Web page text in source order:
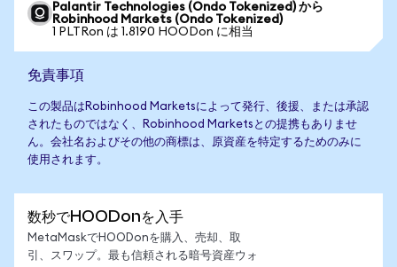
Palantir Technologies (Ondo Tokenized) から
Robinhood Markets (Ondo Tokenized)
1 PLTRon は 1.8190 HOODon に相当
免責事項
この製品はRobinhood Marketsによって発行、後援、または承認
されたものではなく、Robinhood Marketsとの提携もありませ
ん。会社名およびその他の商標は、原資産を特定するためのみに
使用されます。
数秒でHOODonを入手
MetaMaskでHOODonを購入、売却、取
引、スワップ。最も信頼される暗号資産ウォ